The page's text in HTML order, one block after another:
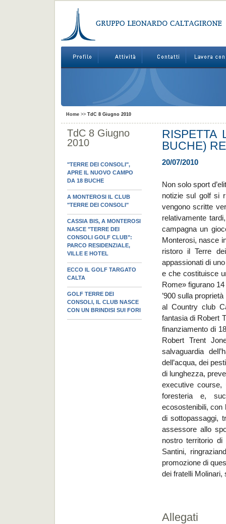
Home>> TdC 8 Giugno 2010
TdC 8 Giugno
2010
"TERRE DEI CONSOLI",
APRE IL NUOVO CAMPO
DA 18 BUCHE
A MONTEROSI IL CLUB
"TERRE DEI CONSOLI"
CASSIA BIS, A MONTEROSI
NASCE "TERRE DEI
CONSOLI GOLF CLUB":
PARCO RESIDENZIALE,
VILLE E HOTEL
ECCO IL GOLF TARGATO
CALTA
GOLF TERRE DEI
CONSOLI, IL CLUB NASCE
CON UN BRINDISI SUI FORI
RISPETTA
BUCHE)
20/07/2010
Non solo sport
notizie sul golf si
vengono scritte
relativamente
campagna un
Monterosi, nasce
ristoro il Terre
appassionati di
e che costituisce
Rome» figurano
’900 sulla
al Country club
fantasia di Robert
finanziamento di
Robert Trent
salvaguardia
dell’acqua, dei
di lunghezza,
executive course,
foresteria e,
ecosostenibili, con
di sottopassaggi,
assessore allo
nostro territorio
Santini,
promozione di
dei fratelli Molinari,
Allegati